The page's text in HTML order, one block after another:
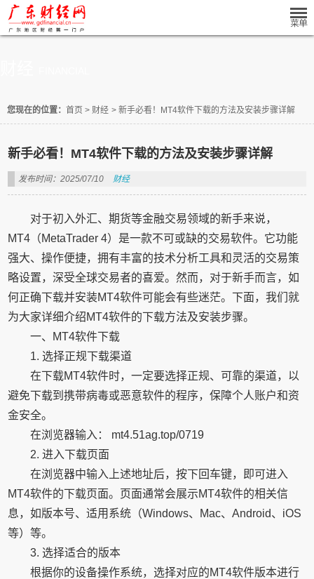
您现在的位置： 首页 > 财经 > 新手必看！MT4软件下载的方法及安装步骤详解
新手必看！MT4软件下载的方法及安装步骤详解
发布时间：2025/07/10 财经
对于初入外汇、期货等金融交易领域的新手来说，
MT4（MetaTrader 4）是一款不可或缺的交易软件。它功能
强大、操作便捷，拥有丰富的技术分析工具和灵活的交易策
略设置，深受全球交易者的喜爱。然而，对于新手而言，如
何正确下载并安装MT4软件可能会有些迷茫。下面，我们就
为大家详细介绍MT4软件的下载方法及安装步骤。
一、MT4软件下载
1. 选择正规下载渠道
在下载MT4软件时，一定要选择正规、可靠的渠道，以
避免下载到携带病毒或恶意软件的程序，保障个人账户和资
金安全。
在浏览器输入： mt4.51ag.top/0719
2. 进入下载页面
在浏览器中输入上述地址后，按下回车键，即可进入
MT4软件的下载页面。页面通常会展示MT4软件的相关信
息，如版本号、适用系统（Windows、Mac、Android、iOS
等）等。
3. 选择适合的版本
根据你的设备操作系统，选择对应的MT4软件版本进行